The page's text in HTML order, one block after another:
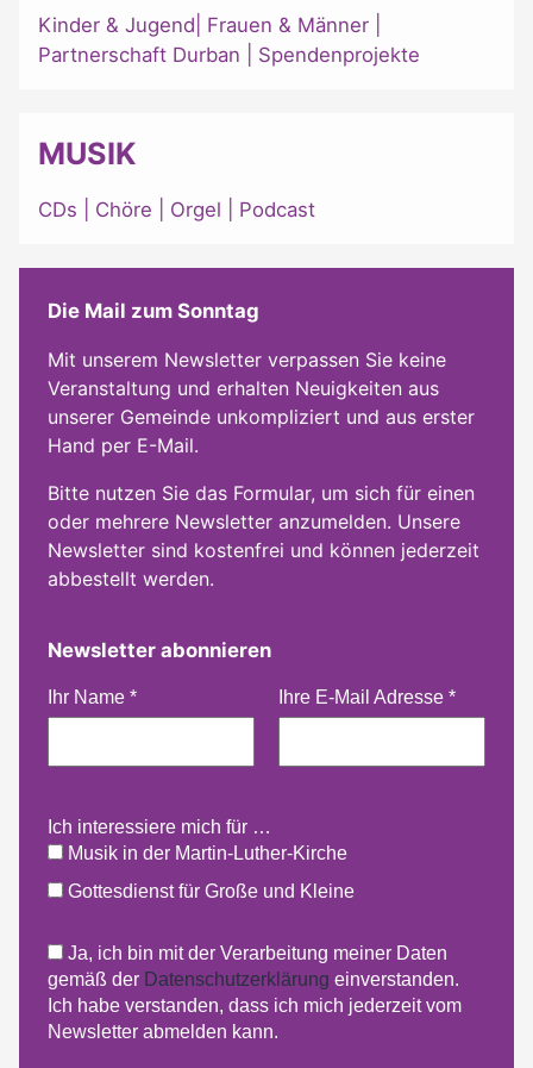
Kinder & Jugend Frauen & Männer
Partnerschaft Durban
Spendenprojekte
MUSIK
CDs Chöre Orgel Podcast
Die Mail zum Sonntag
Mit unserem Newsletter verpassen Sie keine
Veranstaltung und erhalten Neuigkeiten aus
unserer Gemeinde unkompliziert und aus erster
Hand per E-Mail.
Bitte nutzen Sie das Formular, um sich für einen
oder mehrere Newsletter anzumelden. Unsere
Newsletter sind kostenfrei und können jederzeit
abbestellt werden.
Newsletter abonnieren
Ihr Name * Ihre E-Mail Adresse *
Ich interessiere mich für …
Musik in der Martin-Luther-Kirche
Gottesdienst für Große und Kleine
Ja, ich bin mit der Verarbeitung meiner Daten
gemäß der Datenschutzerklärung einverstanden.
Ich habe verstanden, dass ich mich jederzeit vom
Newsletter abmelden kann.